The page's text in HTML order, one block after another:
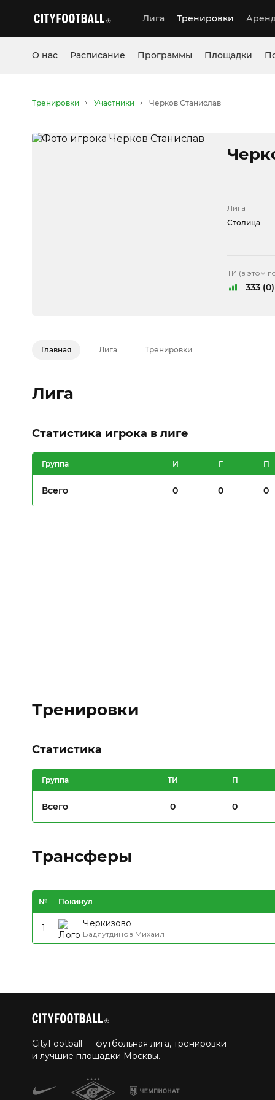
Лига Тренировки
О нас Расписание Программы Площадки
Тренировки Участники Черков Станислав
Лига
Столица
ТИ (в этом
333 (0)
Главная Лига Тренировки
Лига
Статистика игрока в лиге
Группа И Г П
Всего 0 0 0
Тренировки
Статистика
Группа ТИ П
Всего 0 0
Трансферы
№ Покинул
1 Черкизово
Бадяутдинов Михаил
CityFootball — футбольная лига, тренировки
и лучшие площадки Москвы.